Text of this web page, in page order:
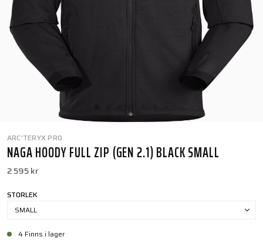
ARC'TERYX PRO
NAGA HOODY FULL ZIP (GEN 2.1) BLACK SMALL
2 595 kr
STORLEK
SMALL
4 Finns i lager